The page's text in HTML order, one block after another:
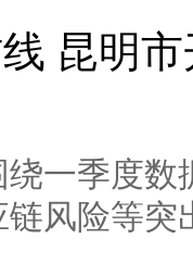
了从小
全教育
开，引
家安全的
昆明
一季度
风险等